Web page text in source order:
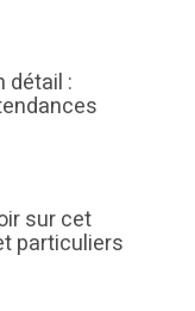
détail :
sur cet
particuliers